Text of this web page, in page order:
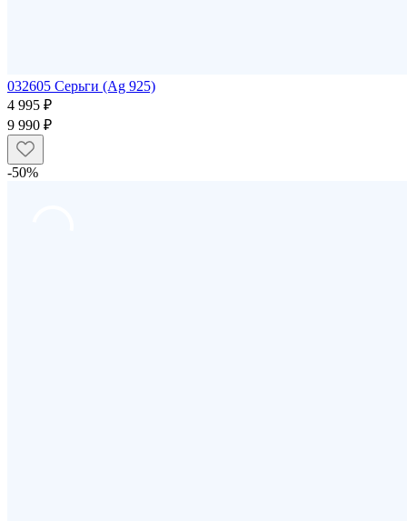
032605 Серьги (Ag 925)
4 995 ₽
9 990 ₽
-50%